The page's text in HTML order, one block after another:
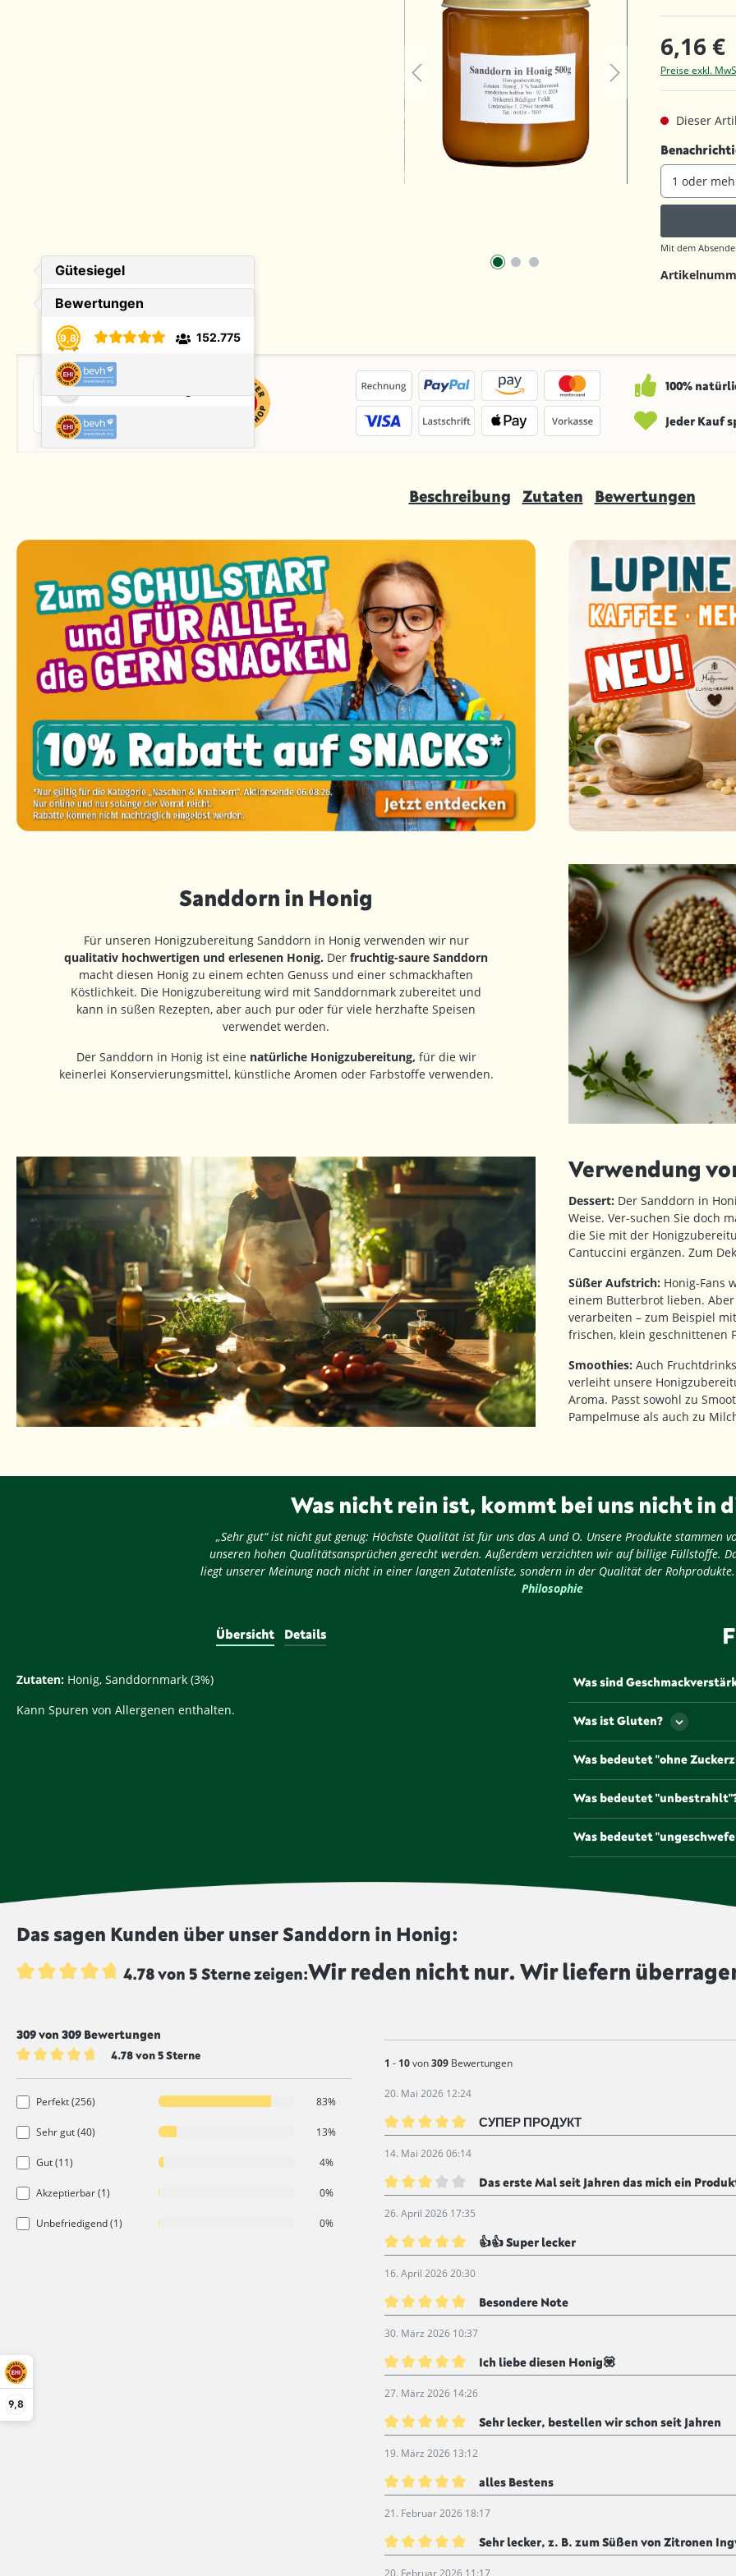
9,8
6,16 €
Preise exkl.
Dieser
Mit dem
100%
Jeder Kauf
Beschreibung Zutaten Bewertungen
Sanddorn in Honig
Für unseren Honigzubereitung Sanddorn in Honig verwenden wir nur
qualitativ hochwertigen und erlesenen Honig. Der fruchtig-saure Sanddorn
macht diesen Honig zu einem echten Genuss und einer schmackhaften
Köstlichkeit. Die Honigzubereitung wird mit Sanddornmark zubereitet und
kann in süßen Rezepten, aber auch pur oder für viele herzhafte Speisen
verwendet werden.
Der Sanddorn in Honig ist eine natürliche Honigzubereitung, für die wir
keinerlei Konservierungsmittel, künstliche Aromen oder Farbstoffe verwenden.
Verwendung
Dessert: Der Sanddorn in
Weise. Ver-suchen Sie doch
die Sie mit der
Cantuccini ergänzen. Zum
Süßer Aufstrich: Honig-Fans
einem Butterbrot lieben.
verarbeiten – zum Beispiel
frischen, klein geschnittenen
Smoothies: Auch
verleiht unsere
Aroma. Passt sowohl zu
Pampelmuse als auch zu
Was nicht rein ist, kommt bei uns nicht in
„Sehr gut“ ist nicht gut genug: Höchste Qualität ist für uns das A und O. Unsere Produkte stammen
unseren hohen Qualitätsansprüchen gerecht werden. Außerdem verzichten wir auf billige Füllstoffe.
liegt unserer Meinung nach nicht in einer langen Zutatenliste, sondern in der Qualität der Rohprodukte.
Philosophie
Übersicht Details
Zutaten: Honig, Sanddornmark (3%)
Kann Spuren von Allergenen enthalten.
Was sind
Als Geschmackverstärker
Geschmack und/oder den
werden müssen
gängigsten und
Natriumglutamat, die mit
Was ist Gluten?
Gluten ist ein Eiweiß, dass
Was bedeutet "ohne
Lebensmittel, die mit
Zuckerzusätzen oder
Was bedeutet
Um die Haltbarkeit zu
Gesetz bestrahlt werden.
werden von uns unbestrahlt
Was bedeutet
diesem Symbol
Das sagen Kunden über unser Sanddorn in Honig:
4.78 von 5 Sterne zeigen:Wir reden nicht nur. Wir liefern
309 von 309 Bewertungen
4.78 von 5 Sterne
Perfekt (256) 83%
Sehr gut (40) 13%
Gut (11) 4%
Akzeptierbar (1) 0%
Unbefriedigend (1) 0%
1 - 10von309 Bewertungen
20. Mai 2026 12:24
Bewertung mit 5 von 5 Sternen
СУПЕР ПРОДУКТ
14. Mai 2026 06:14
Bewertung mit 3 von 5 Sternen
Das erste Mal seit Jahren das mich ein
26. April 2026 17:35
Bewertung mit 5 von 5 Sternen
👍👍 Super lecker
16. April 2026 20:30
Bewertung mit 5 von 5 Sternen
Besondere Note
30. März 2026 10:37
Bewertung mit 5 von 5 Sternen
Ich liebe diesen Honig💟
27. März 2026 14:26
Bewertung mit 5 von 5 Sternen
Sehr lecker, bestellen wir schon seit Jahren
19. März 2026 13:12
Bewertung mit 5 von 5 Sternen
alles Bestens
21. Februar 2026 18:17
Bewertung mit 5 von 5 Sternen
Sehr lecker, z. B. zum Süßen von Zitronen